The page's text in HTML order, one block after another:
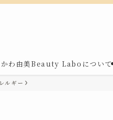
かわ由美Beauty Laboについて
ルギー